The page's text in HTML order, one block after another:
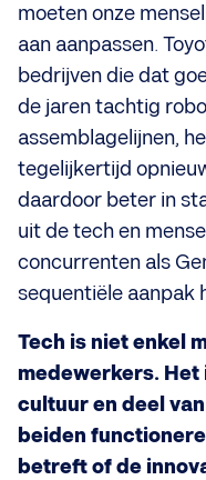
moeten onze
aan aanpassen.
bedrijven die dat
de jaren tachtig
assemblagelijnen,
tegelijkertijd
daardoor beter in
uit de tech en
concurrenten als
sequentiële aanpak
Tech is niet enkel
medewerkers.
cultuur en deel
beiden
betreft of de